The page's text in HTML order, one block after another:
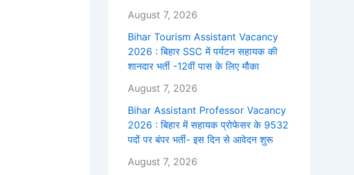
August 7, 2026
Bihar Tourism Assistant Vacancy
2026 : बिहार SSC में पर्यटन सहायक की
शानदार भर्ती -12वीं पास के लिए मौका
August 7, 2026
Bihar Assistant Professor Vacancy
2026 : बिहार में सहायक प्रोफेसर के 9532
पदों पर बंपर भर्ती- इस दिन से आवेदन शुरू
August 7, 2026